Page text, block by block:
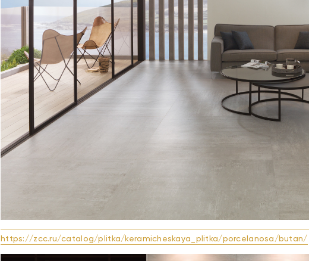
https://zcc.ru/catalog/plitka/keramicheskaya_plitka/porcelanosa/butan/